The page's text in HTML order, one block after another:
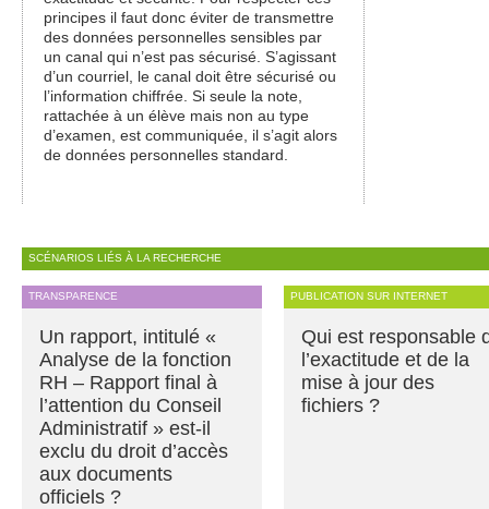
principes il faut donc éviter de transmettre
des données personnelles sensibles par
un canal qui n’est pas sécurisé. S’agissant
d’un courriel, le canal doit être sécurisé ou
l’information chiffrée. Si seule la note,
rattachée à un élève mais non au type
d’examen, est communiquée, il s’agit alors
de données personnelles standard.
SCÉNARIOS LIÉS À LA RECHERCHE
TRANSPARENCE
Un rapport, intitulé «
Analyse de la fonction
RH – Rapport final à
l’attention du Conseil
Administratif » est-il
exclu du droit d’accès
aux documents
officiels ?
PUBLICATION SUR INTERNET
Qui est responsable
l’exactitude et de la
mise à jour des
fichiers ?